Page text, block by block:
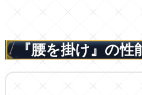
『腰を掛け』の性